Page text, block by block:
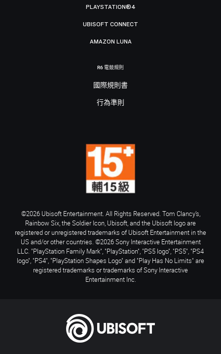
PLAYSTATION®4
UBISOFT CONNECT
AMAZON LUNA
R6 電競規則
國際規則書
行為準則
©2026 Ubisoft Entertainment. All Rights Reserved. Tom Clancy’s,
Rainbow Six, the Soldier Icon, Ubisoft, and the Ubisoft logo are
registered or unregistered trademarks of Ubisoft Entertainment in the
US and/or other countries. ©2026 Sony Interactive Entertainment
LLC. "PlayStation Family Mark", "PlayStation", "PS5 logo", "PS5", "PS4
logo", "PS4", "PlayStation Shapes Logo" and "Play Has No Limits" are
registered trademarks or trademarks of Sony Interactive
Entertainment Inc.